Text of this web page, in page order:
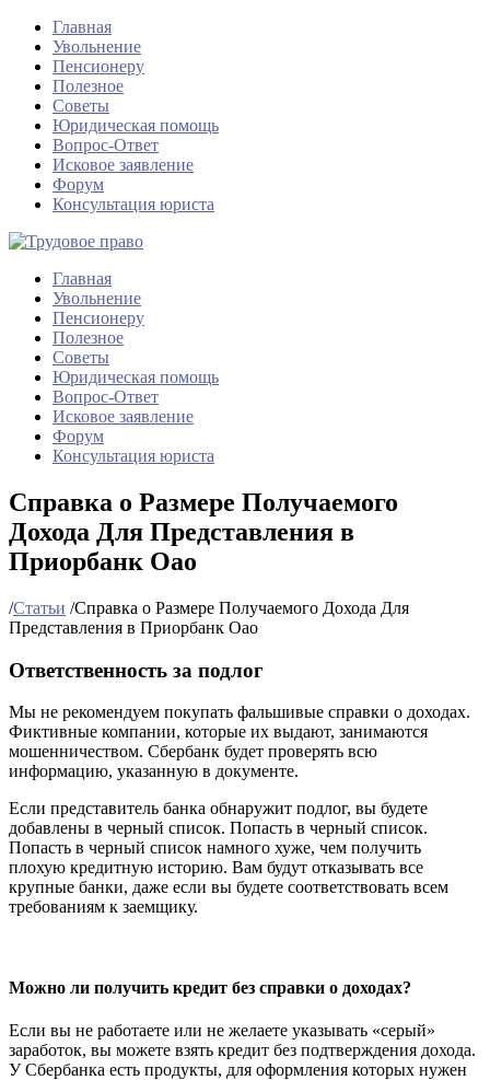
Главная
Увольнение
Пенсионеру
Полезное
Советы
Юридическая помощь
Вопрос-Ответ
Исковое заявление
Форум
Консультация юриста
Главная
Увольнение
Пенсионеру
Полезное
Советы
Юридическая помощь
Вопрос-Ответ
Исковое заявление
Форум
Консультация юриста
Справка о Размере Получаемого
Дохода Для Представления в
Приорбанк Оао
/Статьи /Справка о Размере Получаемого Дохода Для
Представления в Приорбанк Оао
Ответственность за подлог
Мы не рекомендуем покупать фальшивые справки о доходах.
Фиктивные компании, которые их выдают, занимаются
мошенничеством. Сбербанк будет проверять всю
информацию, указанную в документе.
Если представитель банка обнаружит подлог, вы будете
добавлены в черный список. Попасть в черный список.
Попасть в черный список намного хуже, чем получить
плохую кредитную историю. Вам будут отказывать все
крупные банки, даже если вы будете соответствовать всем
требованиям к заемщику.
Можно ли получить кредит без справки о доходах?
Если вы не работаете или не желаете указывать «серый»
заработок, вы можете взять кредит без подтверждения дохода.
У Сбербанка есть продукты, для оформления которых нужен